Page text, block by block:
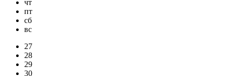
чт
пт
сб
вс
27
28
29
30